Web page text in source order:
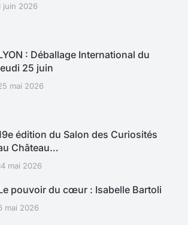
juin 2026
: Déballage International du
25 juin
mai 2026
édition du Salon des Curiosités
Château…
mai 2026
pouvoir du cœur : Isabelle Bartoli
mai 2026